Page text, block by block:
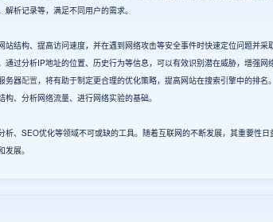
析记录等，满足不同用户的需求。
构、提高访问速度，并在遇到网络攻击等安全事件时快速定位问题并采
分析IP地址的位置、历史行为等信息，可以有效识别潜在威胁，增强网
务器配置，将有助于制定更合理的优化策略，提高网站在搜索引擎中的排名。
、分析网络流量、进行网络实验的基础。
SEO优化等领域不可或缺的工具。随着互联网的不断发展，其重要性日
展。